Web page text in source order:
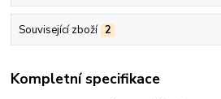
Související zboží 2
Kompletní specifikace